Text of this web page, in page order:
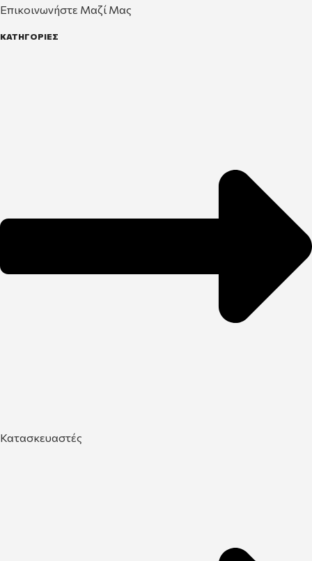
Επικοινωνήστε Μαζί Μας
ΚΑΤΗΓΟΡΙΕΣ
Κατασκευαστές